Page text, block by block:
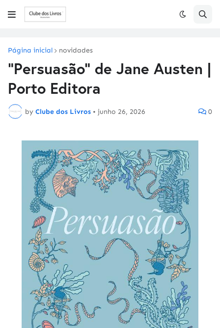
Página inicial novidades
"Persuasão" de Jane Austen |
Porto Editora
by Clube dos Livros • junho 26, 2026 0